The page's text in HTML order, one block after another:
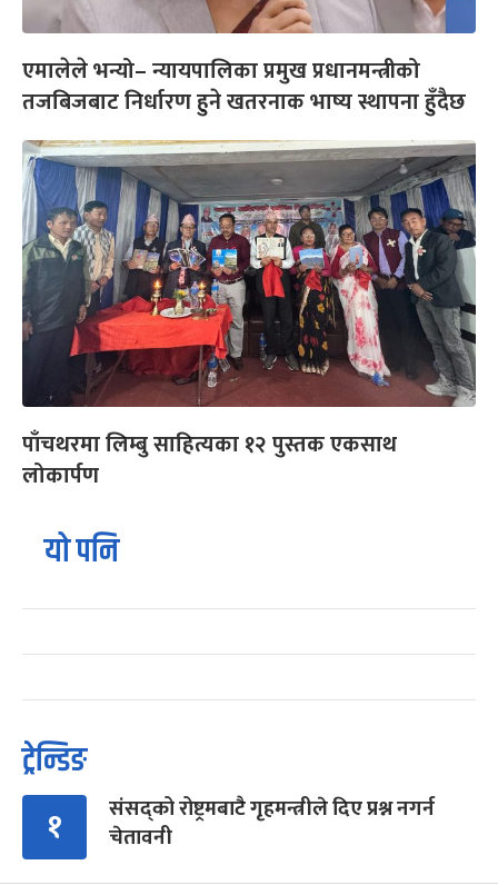
एमालेले भन्यो– न्यायपालिका प्रमुख प्रधानमन्त्रीको
तजबिजबाट निर्धारण हुने खतरनाक भाष्य स्थापना हुँदैछ
पाँचथरमा लिम्बु साहित्यका १२ पुस्तक एकसाथ
लोकार्पण
यो पनि
ट्रेन्डिङ
१
संसद्को रोष्ट्रमबाटै गृहमन्त्रीले दिए प्रश्न नगर्न
चेतावनी